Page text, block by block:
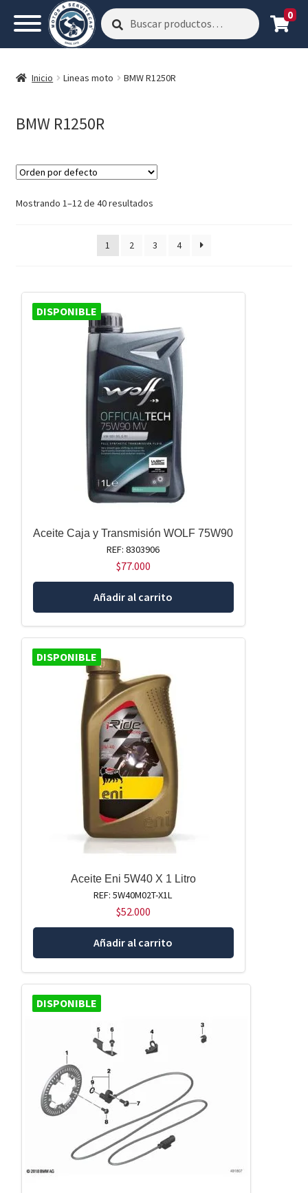
Buscar
por:
Buscar 0
Inicio Lineas moto BMW R1250R
BMW R1250R
Mostrando 1–12 de 40 resultados
1 2 3 4
DISPONIBLE
Aceite Caja y Transmisión WOLF 75W90
REF: 8303906
$77.000
Añadir al carrito
DISPONIBLE
Aceite Eni 5W40 X 1 Litro
REF: 5W40M02T-X1L
$52.000
Añadir al carrito
DISPONIBLE